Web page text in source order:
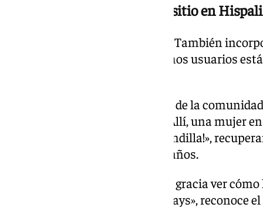
Los memes también tienen sitio en
El juego no solo mira al pasado. También
populares de internet que muchos usuarios
Uno de los momentos favoritos de la
la versión ficticia de Chipiona. Allí, una mujer
mítica frase «¡Nocilla, qué merendilla!»,
más recordados de los últimos años.
«Nos está haciendo muchísima gracia ver
ocultas en los primeros gameplays», reconoce